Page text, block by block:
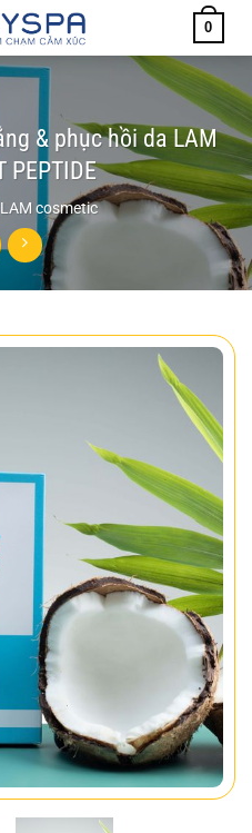
0
& phục hồi da LAM
PEPTIDE
LAM cosmetic